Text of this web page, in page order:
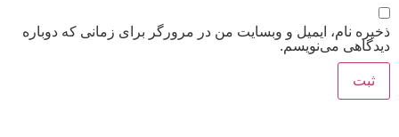
ذخیره نام، ایمیل و وبسایت من در مرورگر برای زمانی که دوباره
دیدگاهی می‌نویسم.